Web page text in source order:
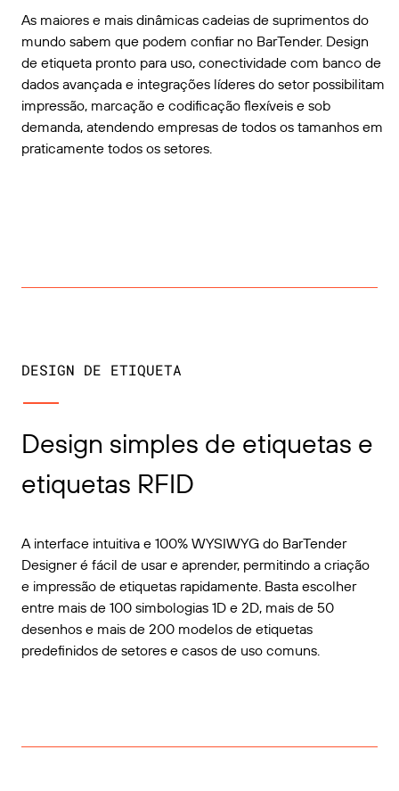
As maiores e mais dinâmicas cadeias de suprimentos do
mundo sabem que podem confiar no BarTender. Design
de etiqueta pronto para uso, conectividade com banco de
dados avançada e integrações líderes do setor possibilitam
impressão, marcação e codificação flexíveis e sob
demanda, atendendo empresas de todos os tamanhos em
praticamente todos os setores.
DESIGN DE ETIQUETA
Design simples de etiquetas e
etiquetas RFID
A interface intuitiva e 100% WYSIWYG do BarTender
Designer é fácil de usar e aprender, permitindo a criação
e impressão de etiquetas rapidamente. Basta escolher
entre mais de 100 simbologias 1D e 2D, mais de 50
desenhos e mais de 200 modelos de etiquetas
predefinidos de setores e casos de uso comuns.